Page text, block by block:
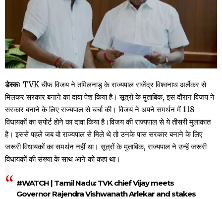
डेस्कः TVK चीफ विजय ने तमिलनाडु के राज्यपाल राजेंद्र विश्वनाथ अर्लेकर से
मिलकर सरकार बनाने का दावा पेश किया है। सूत्रों के मुताबिक, इस दौरान विजय ने
सरकार बनाने के लिए राज्यपाल से चर्चा की। विजय ने अपने समर्थन में 118
विधायकों का सपोर्ट होने का दावा किया है।विजय की राज्यपाल से ये तीसरी मुलाकात
है। इससे पहले जब वो राज्यपाल से मिले थे तो उनके पास सरकार बनाने के लिए
जरूरी विधायकों का समर्थन नहीं था। सूत्रों के मुताबिक, राज्यपाल ने उन्हें जरूरी
विधायकों की संख्या के साथ आने को कहा था।
#WATCH| Tamil Nadu: TVK chief Vijay meets
Governor Rajendra Vishwanath Arlekar and stakes